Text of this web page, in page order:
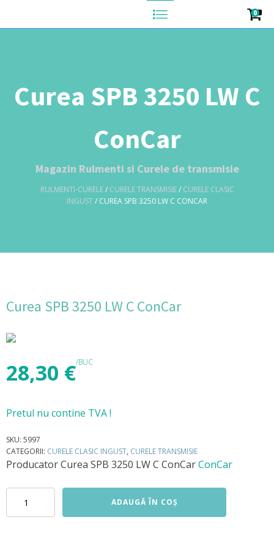
0
Curea SPB 3250 LW C
ConCar
Magazin Rulmenti si Curele de transmisie
RULMENTI-CURELE/ CURELE TRANSMISIE/ CURELE CLASIC
INGUST/ CUREA SPB 3250 LW C CONCAR
Curea SPB 3250 LW C ConCar
28,30 €/BUC
Pretul nu contine TVA !
SKU: 5997
CATEGORII: CURELE CLASIC INGUST, CURELE TRANSMISIE
ProducatorCurea SPB 3250 LW C ConCarConCar
Cantitate
ADAUGĂ ÎN COȘ